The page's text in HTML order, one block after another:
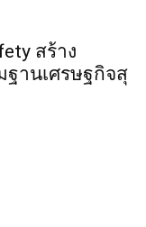
สร้าง
านเศรษฐกิจสุ